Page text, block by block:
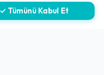
✓ Tümünü Kabul Et